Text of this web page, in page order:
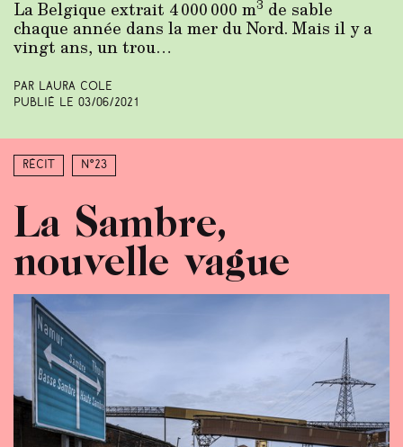
La Belgique extrait 4 000 000 m3 de sable
chaque année dans la mer du Nord. Mais il y a
vingt ans, un trou…
Par Laura Cole
Publié le 03/06/2021
Récit N°23
La Sambre,
nouvelle vague